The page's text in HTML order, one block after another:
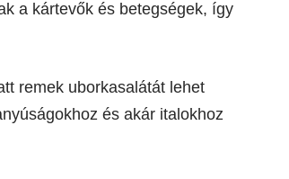
a kártevők és betegségek, így
remek uborkasalátát lehet
és akár italokhoz